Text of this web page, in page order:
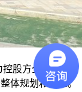
股方全权负责
体规划和改造。